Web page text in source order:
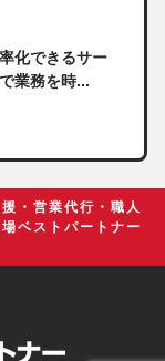
化できるサー
業務を時...
・営業代行・職人
ベストパートナー